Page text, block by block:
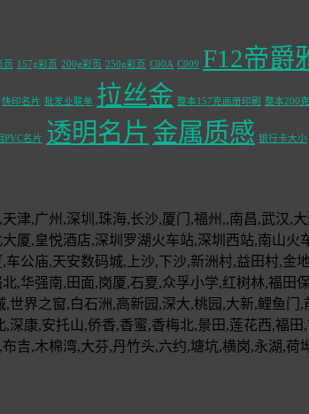
页 157g彩页 200g彩页 250g彩页 C00A C009 F12帝爵
快印名片 批发业联单 拉丝金 整本157克画册印刷 整本200
PVC名片 透明名片 金属质感 银行卡大小
津,广州,深圳,珠海,长沙,厦门,福州,,南昌,武汉,
厦,皇悦酒店,深圳罗湖火车站,深圳西站,南山
公庙,天安数码城,上沙,下沙,新洲村,益田村,
,华强南,田面,岗厦,石夏,众孚小学,红树林,福
世界之窗,白石洲,高新园,深大,桃园,大新,鲤鱼
深康,安托山,侨香,香蜜,香梅北,景田,莲花西,福
吉,木棉湾,大芬,丹竹头,六约,塘坑,横岗,永湖,荷